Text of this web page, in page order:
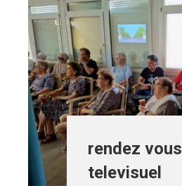
rendez vous
televisuel